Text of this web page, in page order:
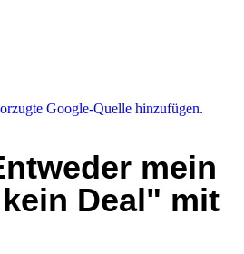
Google-Quelle hinzufügen.
mein
Deal" mit